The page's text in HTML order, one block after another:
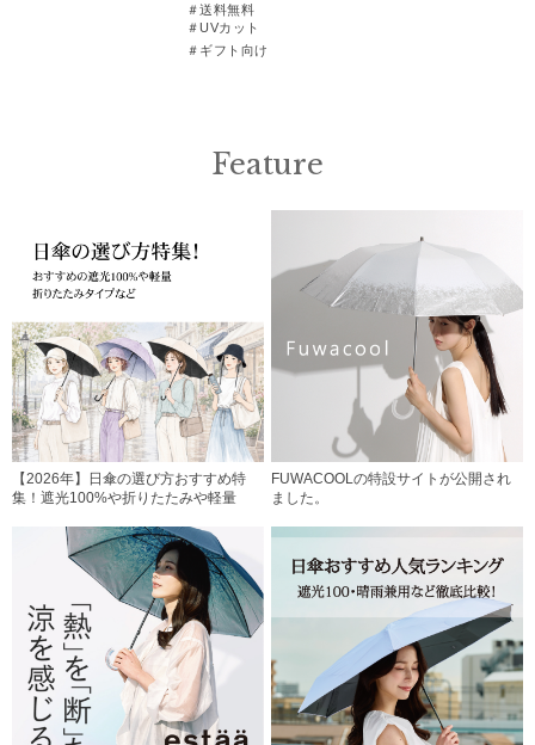
＃送料無料
＃UVカット
＃ギフト向け
Feature
【2026年】日傘の選び方おすすめ特
集！遮光100%や折りたたみや軽量
FUWACOOLの特設サイトが公開され
ました。